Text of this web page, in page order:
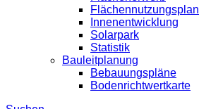
Flächennutzungsplan
Innenentwicklung
Solarpark
Statistik
Bauleitplanung
Bebauungspläne
Bodenrichtwertkarte